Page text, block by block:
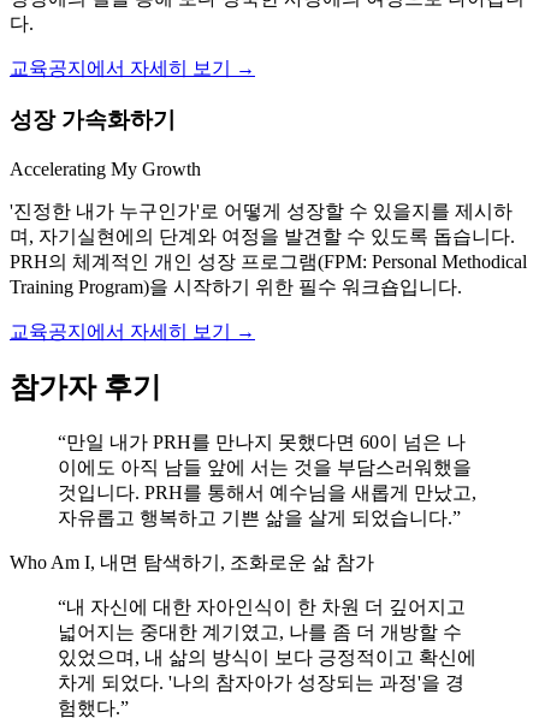
다.
교육공지에서 자세히 보기 →
성장 가속화하기
Accelerating My Growth
'진정한 내가 누구인가'로 어떻게 성장할 수 있을지를 제시하
며, 자기실현에의 단계와 여정을 발견할 수 있도록 돕습니다.
PRH의 체계적인 개인 성장 프로그램(FPM: Personal Methodical
Training Program)을 시작하기 위한 필수 워크숍입니다.
교육공지에서 자세히 보기 →
참가자 후기
“만일 내가 PRH를 만나지 못했다면 60이 넘은 나
이에도 아직 남들 앞에 서는 것을 부담스러워했을
것입니다. PRH를 통해서 예수님을 새롭게 만났고,
자유롭고 행복하고 기쁜 삶을 살게 되었습니다.”
Who Am I, 내면 탐색하기, 조화로운 삶 참가
“내 자신에 대한 자아인식이 한 차원 더 깊어지고
넓어지는 중대한 계기였고, 나를 좀 더 개방할 수
있었으며, 내 삶의 방식이 보다 긍정적이고 확신에
차게 되었다. '나의 참자아가 성장되는 과정'을 경
험했다.”